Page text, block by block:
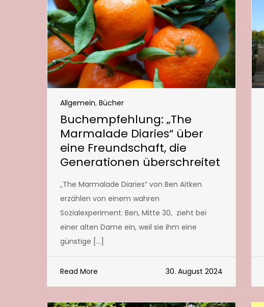
Allgemein, Bücher
Buchempfehlung: „The
Marmalade Diaries“ über
eine Freundschaft, die
Generationen überschreitet
„The Marmalade Diaries“ von Ben Aitken
erzählen von einem wahren
Sozialexperiment: Ben, Mitte 30, zieht bei
einer alten Dame ein, weil sie ihm eine
günstige […]
Read More 30. August 2024